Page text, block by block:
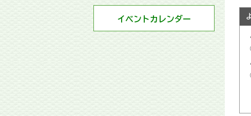
イベントカレンダー